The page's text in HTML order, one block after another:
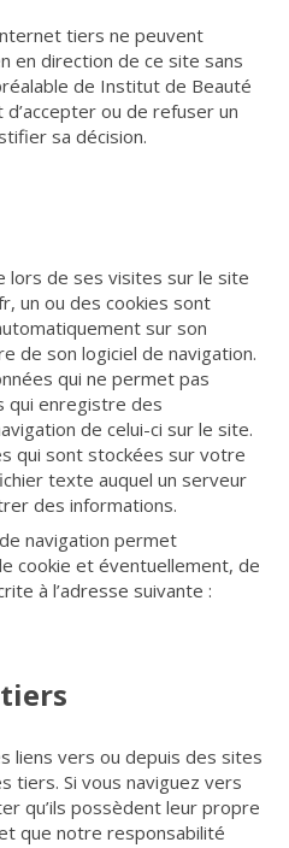
tiers ne peuvent
en direction de ce site sans
de Institut de Beauté
ou de refuser un
sa décision.
lors de ses visites sur le site
un ou des cookies sont
sur son
de son logiciel de navigation.
qui ne permet pas
qui enregistre des
de celui-ci sur le site.
qui sont stockées sur votre
texte auquel un serveur
des informations.
navigation permet
cookie et éventuellement, de
à l’adresse suivante :
liens vers ou depuis des sites
tiers. Si vous naviguez vers
qu’ils possèdent leur propre
que notre responsabilité